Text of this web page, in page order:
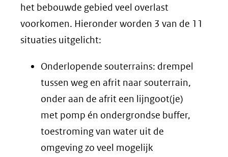
het bebouwde gebied veel overlast
voorkomen. Hieronder worden 3 van de 11
situaties uitgelicht:
Onderlopende souterrains: drempel
tussen weg en afrit naar souterrain,
onder aan de afrit een lijngoot(je)
met pomp én ondergrondse buffer,
toestroming van water uit de
omgeving zo veel mogelijk